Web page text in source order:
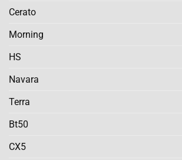
Cerato
Morning
HS
Navara
Terra
Bt50
CX5